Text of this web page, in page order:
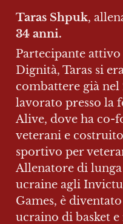
Taras Shpuk
34 anni.
Partecipante
Dignità, Taras si
combattere già nel
lavorato presso la
Alive, dove ha co-
veterani e
sportivo per
Allenatore di
ucraine agli
Games, è
ucraino di basket